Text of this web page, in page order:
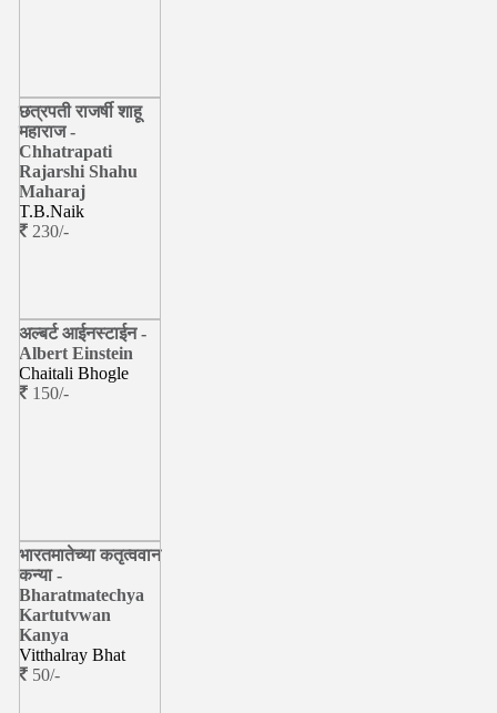
छत्रपती राजर्षी शाहू
महाराज -
Chhatrapati
Rajarshi Shahu
Maharaj
T.B.Naik
230/-
अल्बर्ट आईनस्टाईन -
Albert Einstein
Chaitali Bhogle
150/-
भारतमातेच्या कतृत्ववान
कन्या -
Bharatmatechya
Kartutvwan
Kanya
Vitthalray Bhat
50/-